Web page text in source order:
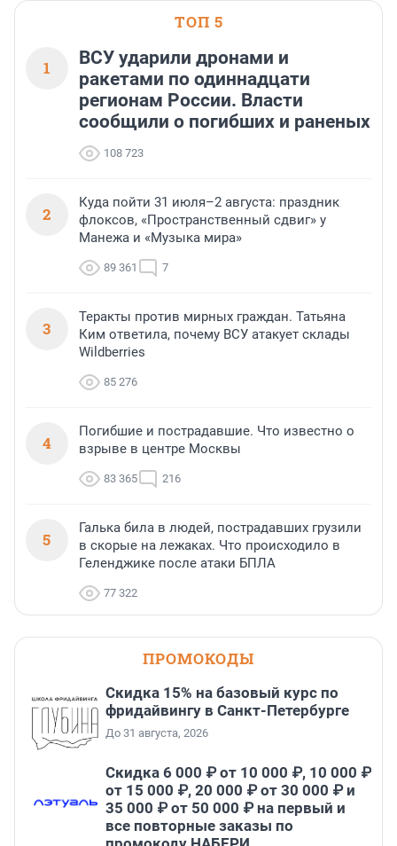
ТОП 5
1
ВСУ ударили дронами и
ракетами по одиннадцати
регионам России. Власти
сообщили о погибших и раненых
108 723
2
Куда пойти 31 июля–2 августа: праздник
флоксов, «Пространственный сдвиг» у
Манежа и «Музыка мира»
89 361 7
3
Теракты против мирных граждан. Татьяна
Ким ответила, почему ВСУ атакует склады
Wildberries
85 276
4
Погибшие и пострадавшие. Что известно о
взрыве в центре Москвы
83 365 216
5
Галька била в людей, пострадавших грузили
в скорые на лежаках. Что происходило в
Геленджике после атаки БПЛА
77 322
ПРОМОКОДЫ
Скидка 15% на базовый курс по
фридайвингу в Санкт-Петербурге
До 31 августа, 2026
Скидка 6 000 ₽ от 10 000 ₽, 10 000 ₽
от 15 000 ₽, 20 000 ₽ от 30 000 ₽ и
35 000 ₽ от 50 000 ₽ на первый и
все повторные заказы по